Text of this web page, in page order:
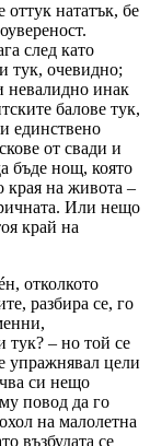
оттук нататък, бе
след като
тук, очевидно;
невалидно инак
балове тук,
единствено
от свади и
бъде нощ, която
края на живота –
Или нещо
край на
отколкото
разбира се, го
тук? – но той се
упражнявал цели
си нещо
повод да го
на малолетна
възбудата се